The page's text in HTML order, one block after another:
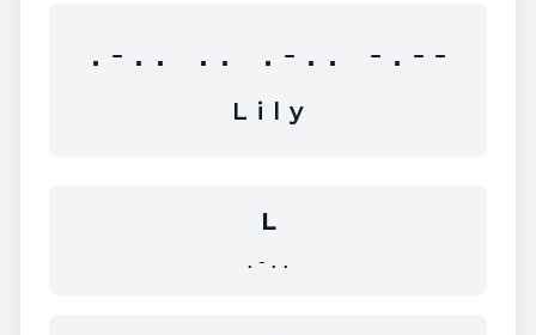
.-.. .. .-.. -.--
L i l y
L
.-..